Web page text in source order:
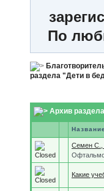
По
раздела "Дети в
Архив
Семен С.,
Какие